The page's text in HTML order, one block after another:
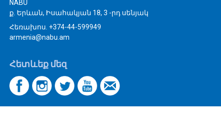
NABU
ք. Երևան, Իսահակյան 18, 3 -րդ սենյակ
Հեռախոս. +374-44-599949
armenia@nabu.am
Հետևեք մեզ